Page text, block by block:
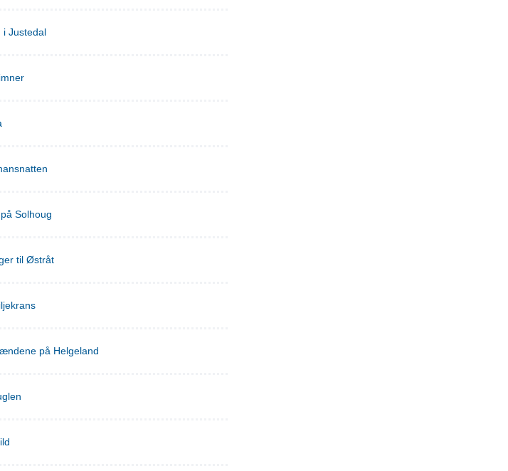
i Justedal
Solhoug
til Østråt
på Helgeland